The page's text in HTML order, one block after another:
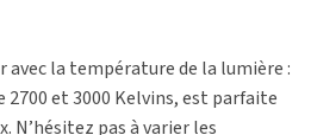
avec la température de la lumière :
et 3000 Kelvins, est parfaite
N’hésitez pas à varier les